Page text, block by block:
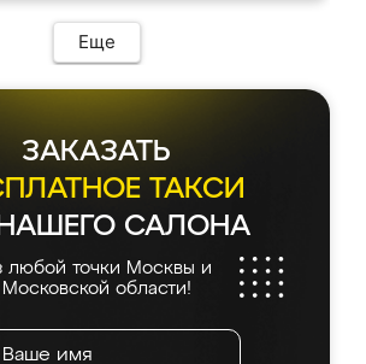
Еще
ЗАКАЗАТЬ
ТАКСИ
САЛОНА
любой точки Москвы и
Московской области!